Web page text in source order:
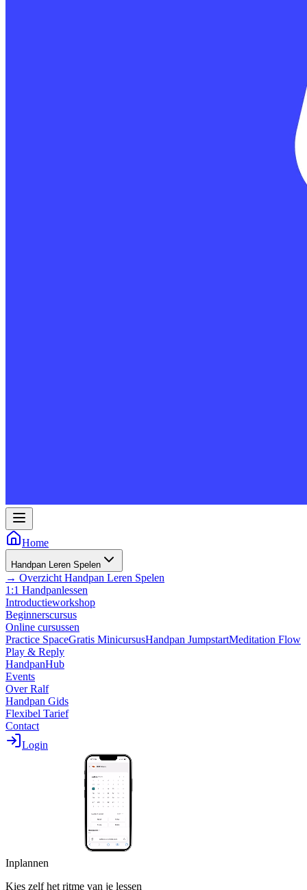
Home
Handpan Leren Spelen
→ Overzicht Handpan Leren Spelen
1:1 Handpanlessen
Introductieworkshop
Beginnerscursus
Online cursussen
Practice SpaceGratis MinicursusHandpan JumpstartMeditation Flow
Play & Reply
HandpanHub
Events
Over Ralf
Handpan Gids
Flexibel Tarief
Contact
Login
Inplannen
Kies zelf het ritme van je lessen